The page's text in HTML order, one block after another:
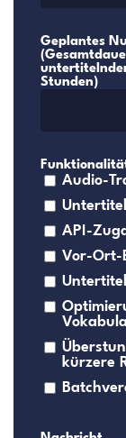
Geplantes
Stunden)
Audio-
API-
Vor-Ort-
kürzere